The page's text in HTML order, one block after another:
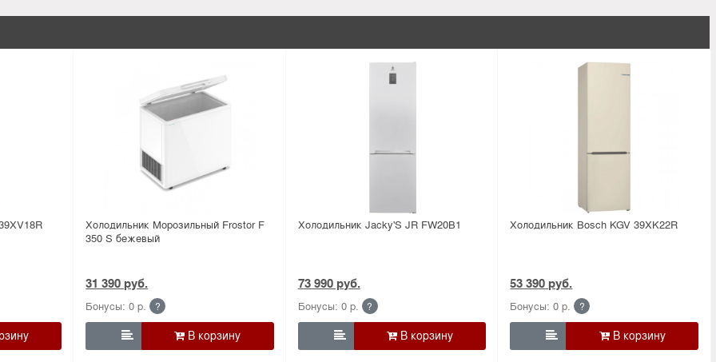
Холодильник Морозильный Frostor F
350 S бежевый
31 390 руб.
Бонусы: 0 р. ?

Холодильник Jacky'S JR FW20B1
73 990 руб.
Бонусы: 0 р. ?

Холодильник Bosсh KGV 39XK22R
53 390 руб.
Бонусы: 0 р. ?
